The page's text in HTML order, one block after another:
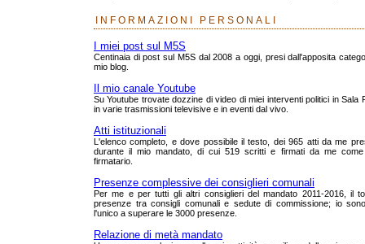
INFORMAZIONI PERSONALI
I miei post sul M5S
Centinaia di post sul M5S dal 2008 a oggi, presi dall'apposita
mio blog.
Il mio canale Youtube
Su Youtube trovate dozzine di video di miei interventi politici in Sala
in varie trasmissioni televisive e in eventi dal vivo.
Atti istituzionali
L'elenco completo, e dove possibile il testo, dei 965 atti da me
durante il mio mandato, di cui 519 scritti e firmati da me come
firmatario.
Presenze complessive dei consiglieri comunali
Per me e per tutti gli altri consiglieri del mandato 2011-2016, il
presenze tra consigli comunali e sedute di commissione; io
l'unico a superare le 3000 presenze.
Relazione di metà mandato